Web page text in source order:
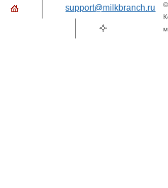
support@milkbranch.ru